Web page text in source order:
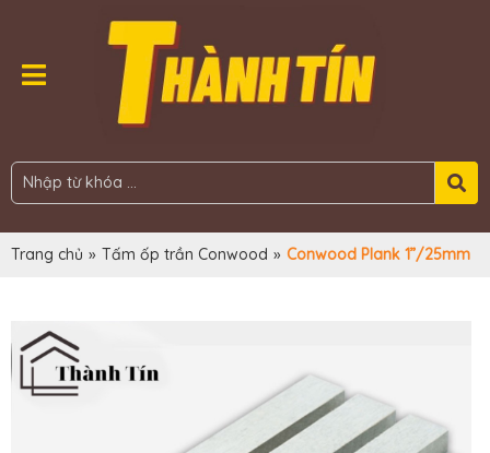
Trang chủ » Tấm ốp trần Conwood » Conwood Plank 1”/25mm